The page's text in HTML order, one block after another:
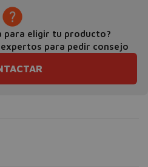
para eligir tu producto?
para pedir consejo